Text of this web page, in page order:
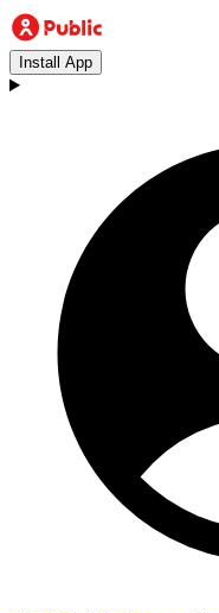
Install App